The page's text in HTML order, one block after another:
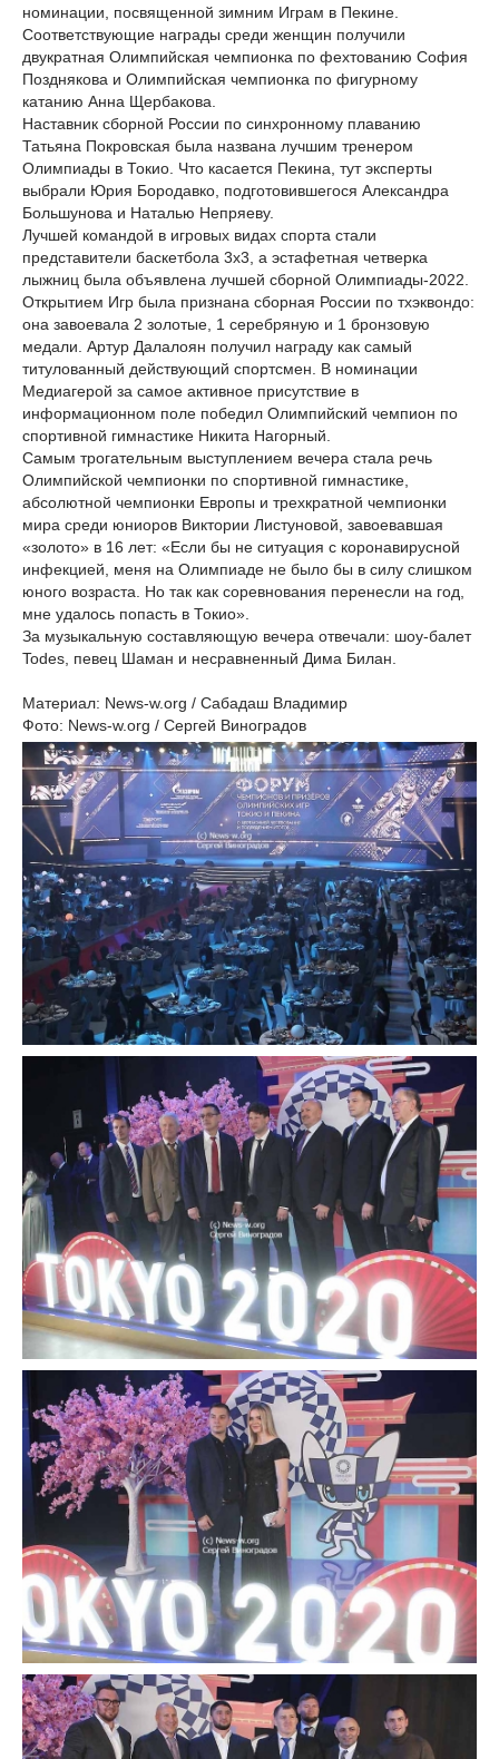
номинации, посвященной зимним Играм в Пекине.
Соответствующие награды среди женщин получили
двукратная Олимпийская чемпионка по фехтованию София
Позднякова и Олимпийская чемпионка по фигурному
катанию Анна Щербакова.
Наставник сборной России по синхронному плаванию
Татьяна Покровская была названа лучшим тренером
Олимпиады в Токио. Что касается Пекина, тут эксперты
выбрали Юрия Бородавко, подготовившегося Александра
Большунова и Наталью Непряеву.
Лучшей командой в игровых видах спорта стали
представители баскетбола 3х3, а эстафетная четверка
лыжниц была объявлена лучшей сборной Олимпиады-2022.
Открытием Игр была признана сборная России по тхэквондо:
она завоевала 2 золотые, 1 серебряную и 1 бронзовую
медали. Артур Далалоян получил награду как самый
титулованный действующий спортсмен. В номинации
Медиагерой за самое активное присутствие в
информационном поле победил Олимпийский чемпион по
спортивной гимнастике Никита Нагорный.
Самым трогательным выступлением вечера стала речь
Олимпийской чемпионки по спортивной гимнастике,
абсолютной чемпионки Европы и трехкратной чемпионки
мира среди юниоров Виктории Листуновой, завоевавшая
«золото» в 16 лет: «Если бы не ситуация с коронавирусной
инфекцией, меня на Олимпиаде не было бы в силу слишком
юного возраста. Но так как соревнования перенесли на год,
мне удалось попасть в Токио».
За музыкальную составляющую вечера отвечали: шоу-балет
Todes, певец Шаман и несравненный Дима Билан.
Материал: News-w.org / Сабадаш Владимир
Фото: News-w.org / Сергей Виноградов